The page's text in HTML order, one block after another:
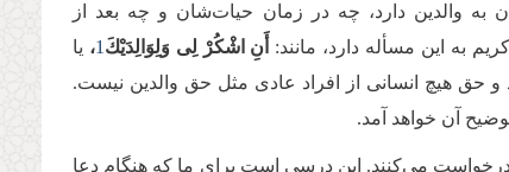
والدین دارد، چه در زمان حیات‌شان و چه بعد از
به این مسأله دارد، مانند: أَنِ اشْكُرْ لِی وَلِوَالِدَیْكَ 1، یا
و حق هیچ انسانی از افراد عادی مثل حق والدین نیست.
آن خواهد آمد.
می‌کنند. این درسی است برای ما که هنگام دعا